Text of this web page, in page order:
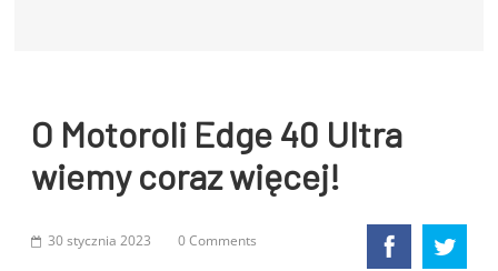
O Motoroli Edge 40 Ultra
wiemy coraz więcej!
30 stycznia 2023 0 Comments